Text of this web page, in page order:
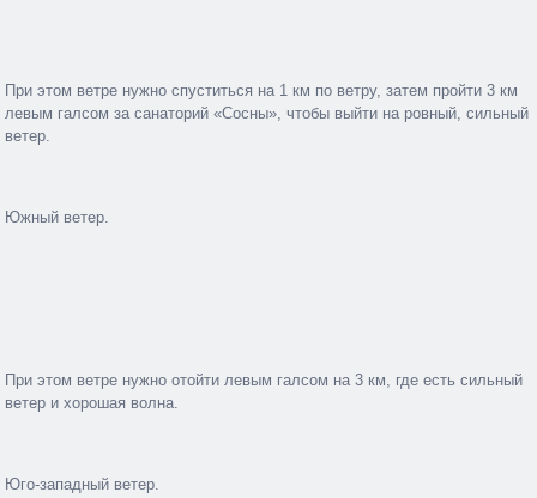
При этом ветре нужно спуститься на 1 км по ветру, затем пройти 3 км
левым галсом за санаторий «Сосны», чтобы выйти на ровный, сильный
ветер.
Южный ветер.
При этом ветре нужно отойти левым галсом на 3 км, где есть сильный
ветер и хорошая волна.
Юго-западный ветер.